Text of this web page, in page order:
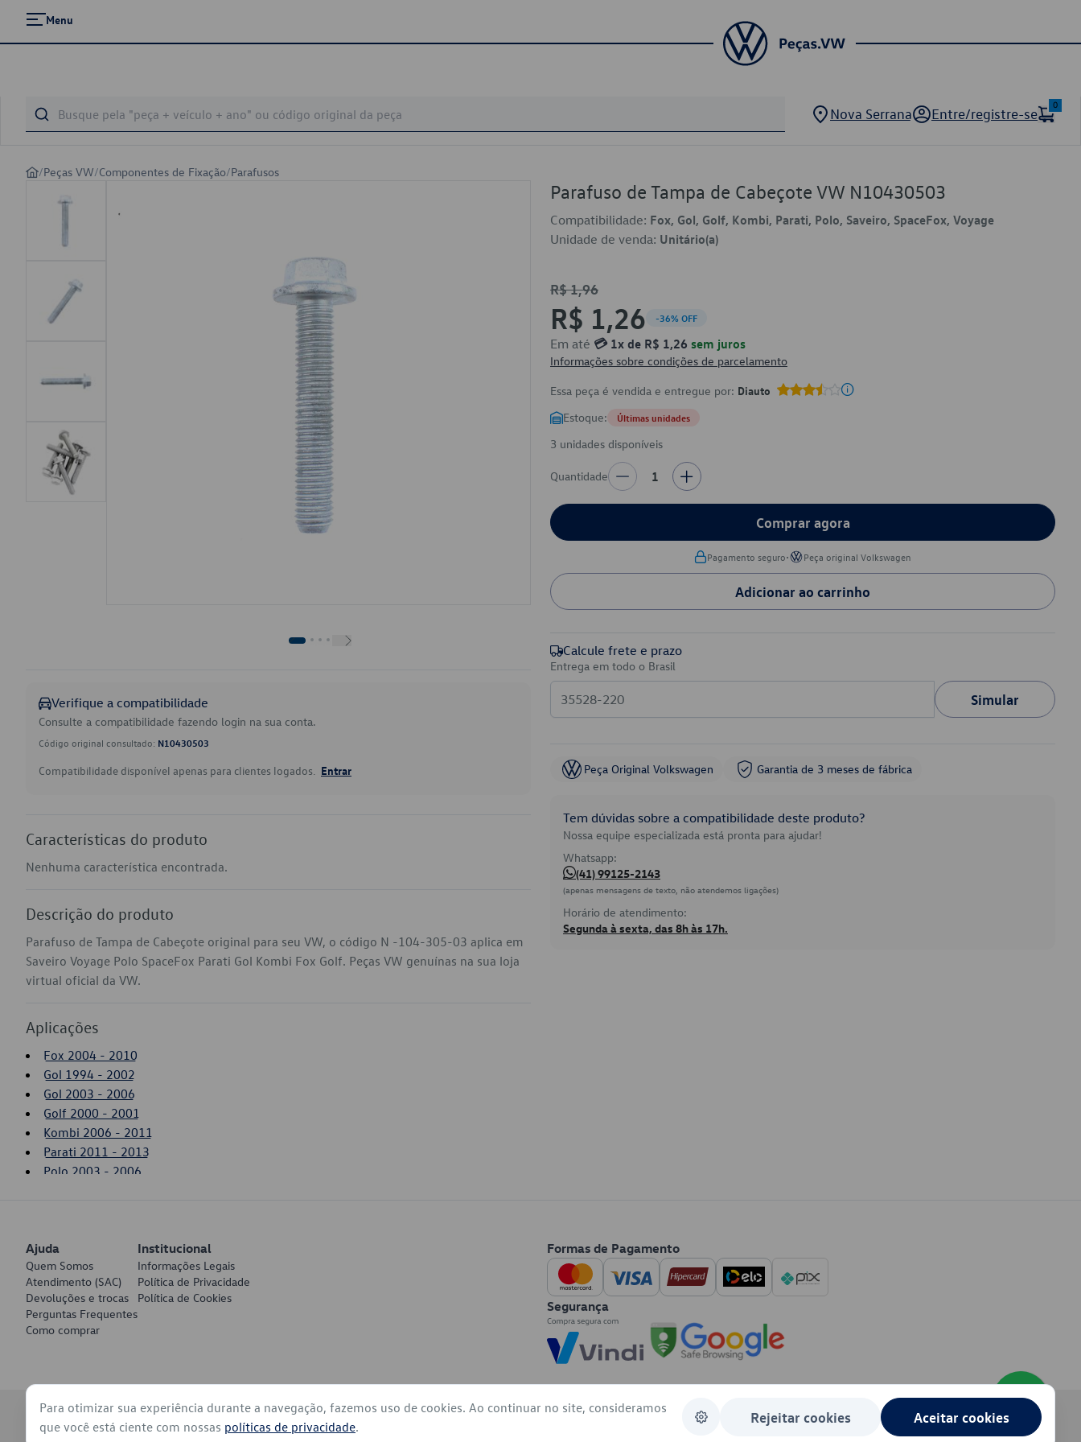
Menu
Nova Serrana Entre/registre-se
0
/Peças VW/Componentes de Fixação/Parafusos
Verifique a compatibilidade
Consulte a compatibilidade fazendo login na sua conta.
Código original consultado: N10430503
Compatibilidade disponível apenas para clientes logados. Entrar
Características do produto
Nenhuma característica encontrada.
Descrição do produto
Parafuso de Tampa de Cabeçote original para seu VW, o código N -104-305-03 aplica em
Saveiro Voyage Polo SpaceFox Parati Gol Kombi Fox Golf. Peças VW genuínas na sua loja
virtual oficial da VW.
Aplicações
Fox 2004 - 2010
Gol 1994 - 2002
Gol 2003 - 2006
Golf 2000 - 2001
Kombi 2006 - 2011
Parati 2011 - 2013
Polo 2003 - 2006
Voyage 2009 - 2011
Parafuso de Tampa de Cabeçote VW N10430503
Compatibilidade: Fox, Gol, Golf, Kombi, Parati, Polo, Saveiro, SpaceFox, Voyage
Unidade de venda: Unitário(a)
R$ 1,96
R$ 1,26 -36% OFF
Em até 💳 1x de R$ 1,26 sem juros
Informações sobre condições de parcelamento
Essa peça é vendida e entregue por: Diauto
Estoque: Últimas unidades
3 unidades disponíveis
Quantidade 1
Comprar agora
Pagamento seguro• Peça original Volkswagen
Adicionar ao carrinho
Calcule frete e prazo
Entrega em todo o Brasil
Simular
Peça Original Volkswagen Garantia de 3 meses de fábrica
Tem dúvidas sobre a compatibilidade deste produto?
Nossa equipe especializada está pronta para ajudar!
Whatsapp:
(41) 99125-2143
(apenas mensagens de texto, não atendemos ligações)
Horário de atendimento:
Segunda à sexta, das 8h às 17h.
Ajuda
Quem Somos
Atendimento (SAC)
Devoluções e trocas
Perguntas Frequentes
Como comprar
Institucional
Informações Legais
Política de Privacidade
Política de Cookies
Formas de Pagamento
Segurança
© 2026 - Volkswagen do Brasil - Todos os direitos reservados
Para otimizar sua experiência durante a navegação, fazemos uso de cookies. Ao continuar no site, consideramos
que você está ciente com nossas políticas de privacidade.
Rejeitar cookies Aceitar cookies